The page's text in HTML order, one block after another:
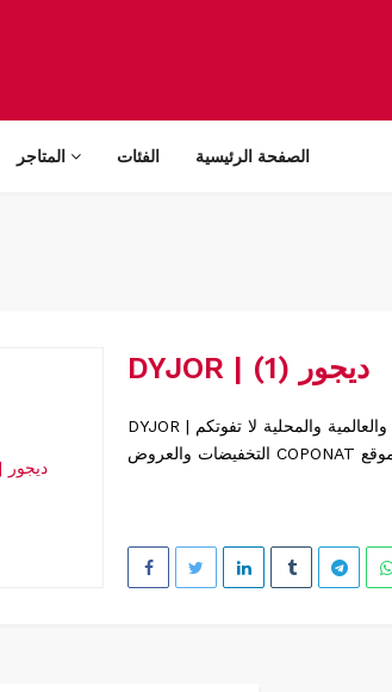
الفئات الصفحة الرئيسية
DYJOR | ديجور (1)
DYJOR | ديجور كوبونات خصم حصرية للعديد من المتاجر المشهورة والعالمية والمحلية لا تفوتكم